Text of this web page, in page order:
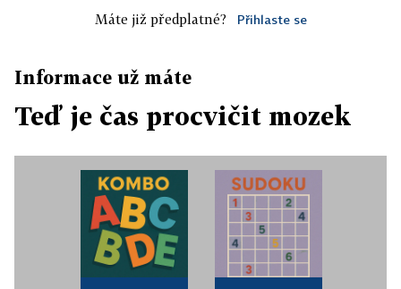
Máte již předplatné? Přihlaste se
Informace už máte
Teď je čas procvičit mozek